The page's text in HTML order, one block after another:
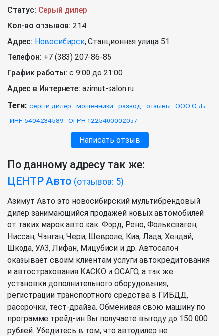
Статус: Серый дилер
Кол-во отзывов: 214
Адрес: Новосибирск, Станционная улица 51
Телефон: +7 (383) 207-86-85
График работы: с 9:00 до 21:00
Адрес в Интернете: azimut-salon.ru
Теги: серый дилер мошенники развод отзывы
ООО ОБЬ
ИНН 5404234589
ОГРН 1225400002057
Написать отзыв
По данному адресу так же:
ЦЕНТР Авто (отзывов: 5)
Азимут Авто это новосибирский мультибрендовый
дилер занимающийся продажей новых автомобилей
от таких марок авто как: Форд, Рено, Фольксваген,
Ниссан, Чанган, Чери, Шевроле, Киа, Лада, Хендай,
Шкода, УАЗ, Лифан, Мицубиси и др. Автосалон
оказывает своим клиентам услуги автокредитования
и автострахования КАСКО и ОСАГО, а так же
установки дополнительного оборудования,
регистрации транспортного средства в ГИБДД,
рассрочки, тест-драйва. Обменивая свою машину по
программе трейд-ин Вы получаете выгоду до 150 000
рублей. Убедитесь в том, что автодилер не